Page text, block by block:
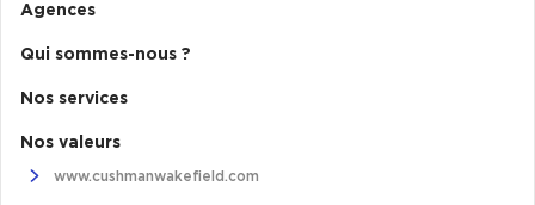
Agences
Qui sommes-nous ?
Nos services
Nos valeurs
www.cushmanwakefield.com